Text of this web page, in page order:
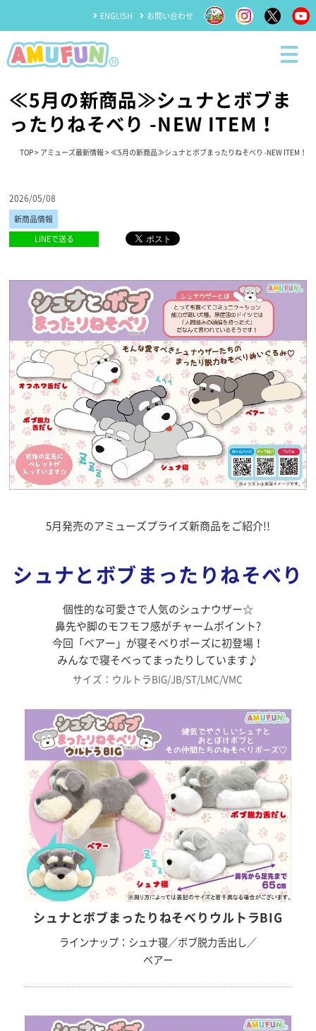
ENGLISH お問い合わせ
≪5月の新商品≫シュナとボブま
ったりねそべり -NEW ITEM！
TOP> アミューズ最新情報> ≪5月の新商品≫シュナとボブまったりねそべり -NEW ITEM！
2026/05/08
新商品情報
LINEで送る
5月発売のアミューズプライズ新商品をご紹介!!
シュナとボブまったりねそべり
個性的な可愛さで人気のシュナウザー☆
鼻先や脚のモフモフ感がチャームポイント?
今回「ベアー」が寝そべりポーズに初登場！
みんなで寝そべってまったりしています♪
サイズ：ウルトラBIG/JB/ST/LMC/VMC
シュナとボブまったりねそべりウルトラBIG
ラインナップ：シュナ寝／ボブ脱力舌出し／
ベアー